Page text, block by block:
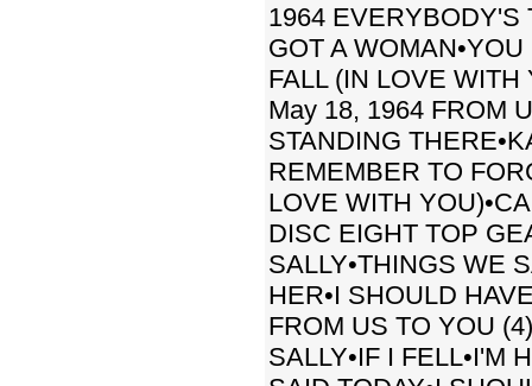
1964 EVERYBODY'S
GOT A
FALL (IN LOVE WITH
May 18, 1964 FROM
STANDING
REMEMBER TO
LOVE WITH
DISC EIGHT TOP
SALLY•THINGS WE
HER•I SHOULD
FROM US TO YOU
SALLY•IF I FELL•I'M